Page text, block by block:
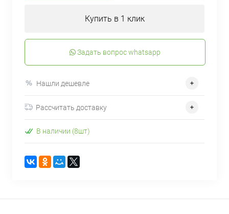
Купить в 1 клик
Задать вопрос whatsapp
Нашли дешевле
Рассчитать доставку
В наличии (8шт)